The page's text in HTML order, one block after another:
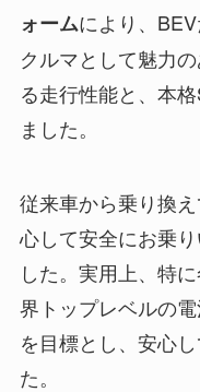
ォームにより、
クルマとして魅力
る走行性能と、本
ました。
従来車から乗り換
心して安全にお乗
した。実用上、特
界トップレベルの
を目標とし、安心
た。